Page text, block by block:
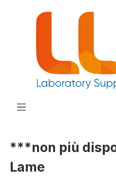
principale
***non più
Lame